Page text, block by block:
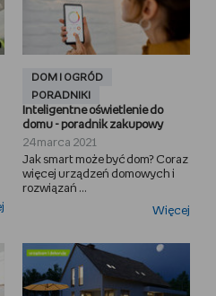
DOM I OGRÓD
PORADNIKI
Inteligentne oświetlenie do
domu - poradnik zakupowy
24 marca 2021
Jak smart może być dom? Coraz
więcej urządzeń domowych i
rozwiązań ...
Więcej